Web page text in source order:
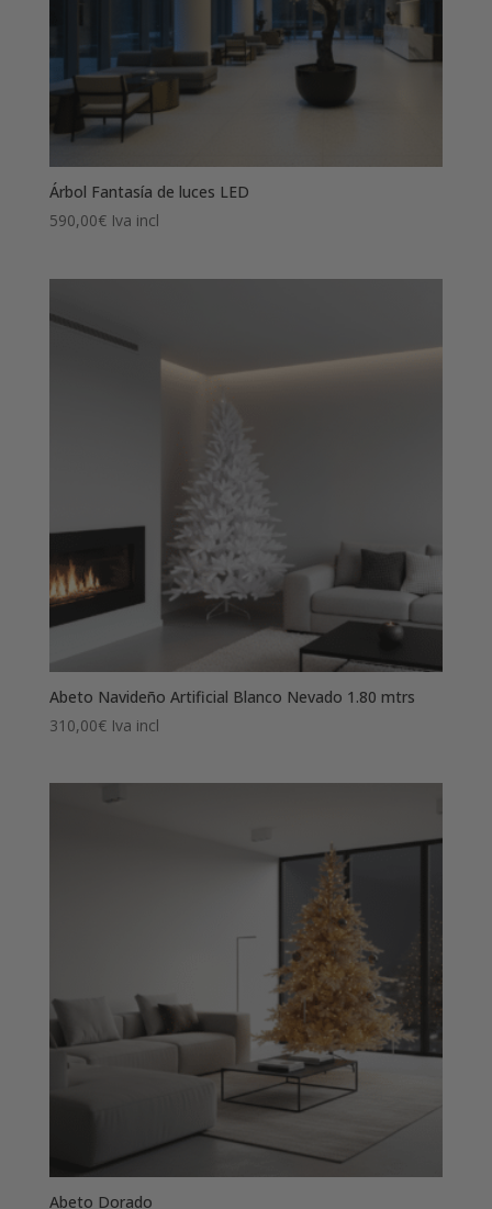
Árbol Fantasía de luces LED
590,00€ Iva incl
Abeto Navideño Artificial Blanco Nevado 1.80 mtrs
310,00€ Iva incl
Abeto Dorado